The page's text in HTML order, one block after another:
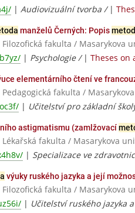
| Audiovizuální tvorba / |
manželů Černých: Popis
fakulta / Masarykova
| Psychologie / | Theses on
elementárního čtení ve
fakulta /
| Učitelství pro základní
astigmatismu (zamlžovací
fakulta / Masarykova
| Specializace ve
výuky ruského jazyka a její
fakulta / Masarykova
| Učitelství ruského jazyka